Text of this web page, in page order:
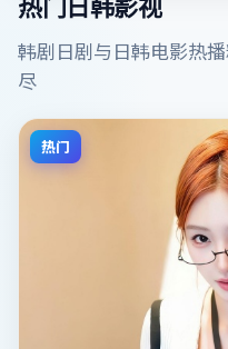
热门日韩影视
韩剧日剧与日韩电影热
尽
热门